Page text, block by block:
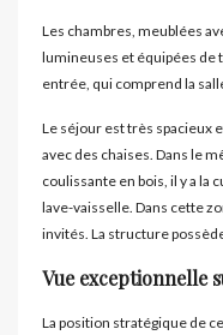
Les chambres, meublées
lumineuses et équipées de
entrée, qui comprend la
Le séjour est très spacieux
avec des chaises. Dans le
coulissante en bois, il y a
lave-vaisselle. Dans cette
invités. La structure
Vue exceptionnelle
La position stratégique de